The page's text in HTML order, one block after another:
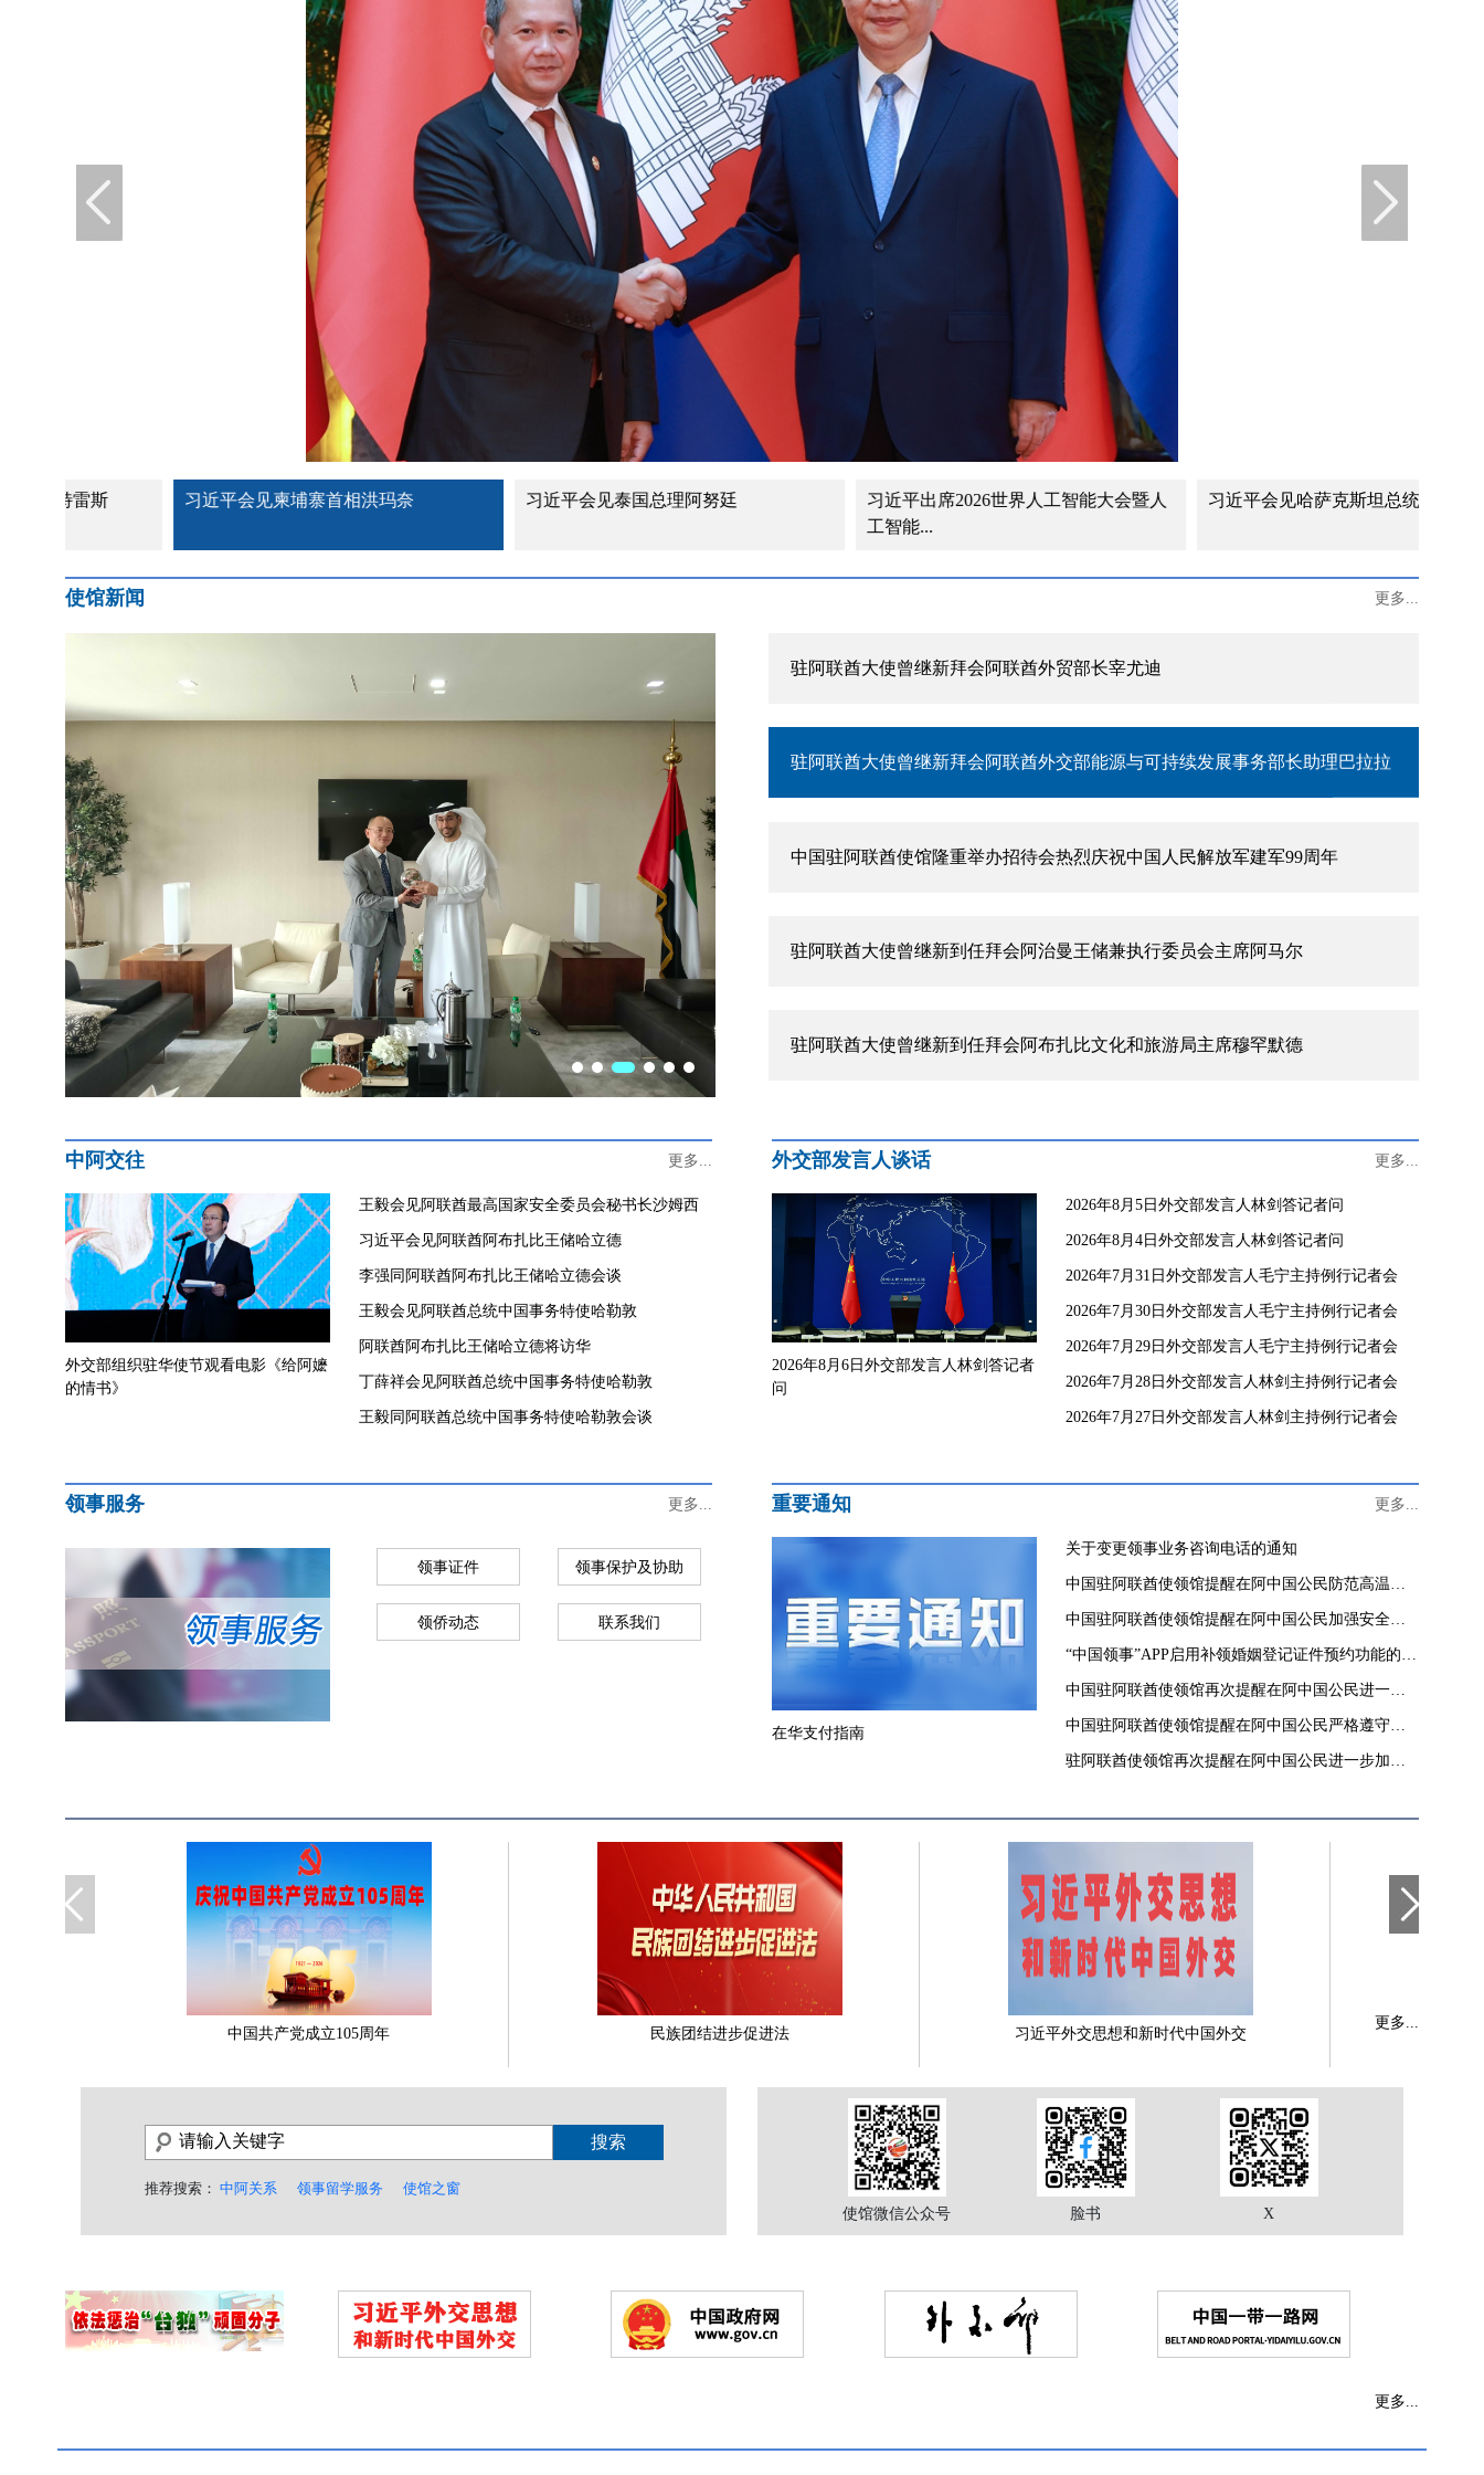
习近平会见柬埔寨首相洪玛奈 习近平会见泰国总理阿努廷
习近平出席2026世界人工智能大会暨人
习近平会见哈萨克斯坦总统托卡耶夫
使馆新闻 更多...
驻阿联酋大使曾继新在阿主流媒体发表署名文章《团结是强国之本》
驻阿联酋大使曾继新拜会阿联酋外贸部长宰尤迪
驻阿联酋大使曾继新拜会阿联酋外交部能源与可持续发展事务部长助理巴拉拉
中国驻阿联酋使馆隆重举办招待会热烈庆祝中国人民解放军建军99周年
驻阿联酋大使曾继新到任拜会阿治曼王储兼执行委员会主席阿马尔
驻阿联酋大使曾继新到任拜会阿布扎比文化和旅游局主席穆罕默德
中阿交往 更多...
外交部组织驻华使节观看电影《给阿嬷
的情书》
王毅会见阿联酋最高国家安全委员会秘书长沙姆西
习近平会见阿联酋阿布扎比王储哈立德
李强同阿联酋阿布扎比王储哈立德会谈
​王毅会见阿联酋总统中国事务特使哈勒敦
阿联酋阿布扎比王储哈立德将访华
丁薛祥会见阿联酋总统中国事务特使哈勒敦
王毅同阿联酋总统中国事务特使哈勒敦会谈
外交部发言人谈话 更多...
2026年8月6日外交部发言人林剑答记者
问
2026年8月5日外交部发言人林剑答记者问
2026年8月4日外交部发言人林剑答记者问
2026年7月31日外交部发言人毛宁主持例行记者会
2026年7月30日外交部发言人毛宁主持例行记者会
2026年7月29日外交部发言人毛宁主持例行记者会
2026年7月28日外交部发言人林剑主持例行记者会
2026年7月27日外交部发言人林剑主持例行记者会
领事服务 更多...
领事证件 领事保护及协助
领侨动态 联系我们
重要通知 更多...
在华支付指南
关于变更领事业务咨询电话的通知
中国驻阿联酋使领馆提醒在阿中国公民防范高温酷
暑
中国驻阿联酋使领馆提醒在阿中国公民加强安全防
范
“中国领事”APP启用补领婚姻登记证件预约功能的通
知
中国驻阿联酋使领馆再次提醒在阿中国公民进一步
加强安全防范
中国驻阿联酋使领馆提醒在阿中国公民严格遵守当
地法律和政府有关要求
驻阿联酋使领馆再次提醒在阿中国公民进一步加强
中国共产党成立105周年 民族团结进步促进法 习近平外交思想和新时代中国外交
更多...
推荐搜索： 中阿关系 领事留学服务
使馆之窗
使馆微信公众号
脸书 X
更多...